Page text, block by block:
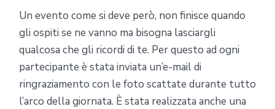
Un evento come si deve però, non finisce quando
gli ospiti se ne vanno ma bisogna lasciargli
qualcosa che gli ricordi di te. Per questo ad ogni
partecipante è stata inviata un’e-mail di
ringraziamento con le foto scattate durante tutto
l’arco della giornata. È stata realizzata anche una